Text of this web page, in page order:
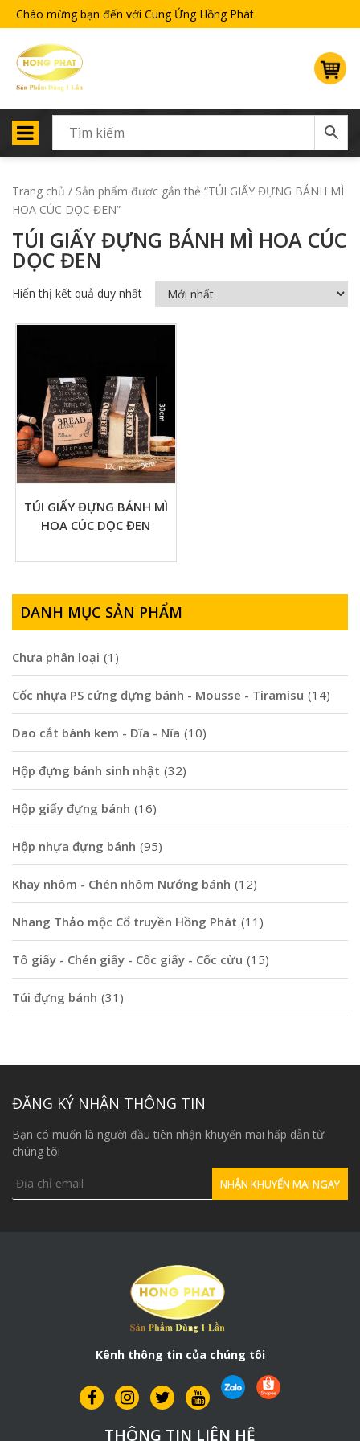
Chào mừng bạn đến với Cung Ứng Hồng Phát
Trang chủ / Sản phẩm được gắn thẻ “TÚI GIẤY ĐỰNG BÁNH MÌ
HOA CÚC DỌC ĐEN”
TÚI GIẤY ĐỰNG BÁNH MÌ HOA CÚC
DỌC ĐEN
Hiển thị kết quả duy nhất
TÚI GIẤY ĐỰNG BÁNH MÌ
HOA CÚC DỌC ĐEN
DANH MỤC SẢN PHẨM
Chưa phân loại (1)
Cốc nhựa PS cứng đựng bánh - Mousse - Tiramisu (14)
Dao cắt bánh kem - Dĩa - Nĩa (10)
Hộp đựng bánh sinh nhật (32)
Hộp giấy đựng bánh (16)
Hộp nhựa đựng bánh (95)
Khay nhôm - Chén nhôm Nướng bánh (12)
Nhang Thảo mộc Cổ truyền Hồng Phát (11)
Tô giấy - Chén giấy - Cốc giấy - Cốc cừu (15)
Túi đựng bánh (31)
ĐĂNG KÝ NHẬN THÔNG TIN
Bạn có muốn là người đầu tiên nhận khuyến mãi hấp dẫn từ
chúng tôi
Kênh thông tin của chúng tôi
THÔNG TIN LIÊN HỆ